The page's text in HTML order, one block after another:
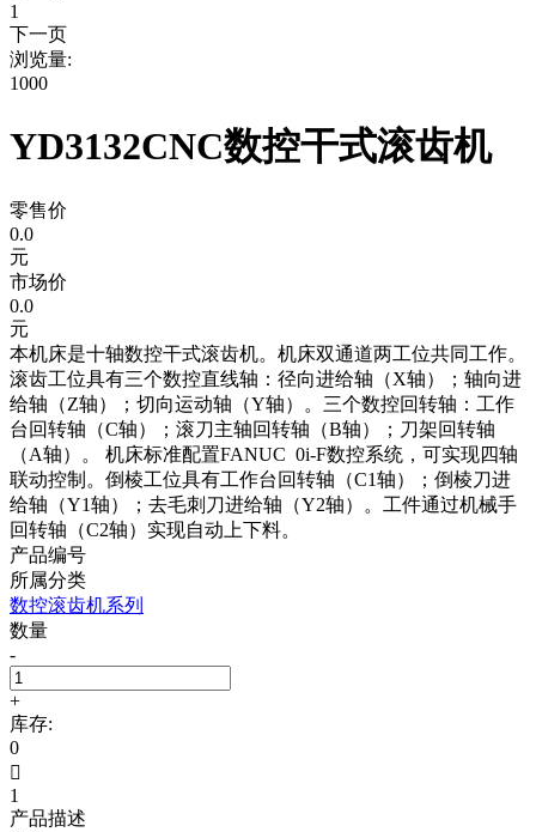
1
下一页
浏览量:
1000
YD3132CNC数控干式滚齿机
零售价
0.0
元
市场价
0.0
元
本机床是十轴数控干式滚齿机。机床双通道两工位共同工作。
滚齿工位具有三个数控直线轴：径向进给轴（X轴）；轴向进
给轴（Z轴）；切向运动轴（Y轴）。三个数控回转轴：工作
台回转轴（C轴）；滚刀主轴回转轴（B轴）；刀架回转轴
（A轴）。 机床标准配置FANUC 0i-F数控系统，可实现四轴
联动控制。倒棱工位具有工作台回转轴（C1轴）；倒棱刀进
给轴（Y1轴）；去毛刺刀进给轴（Y2轴）。工件通过机械手
回转轴（C2轴）实现自动上下料。
产品编号
所属分类
数控滚齿机系列
数量
-
+
库存:
0

1
产品描述